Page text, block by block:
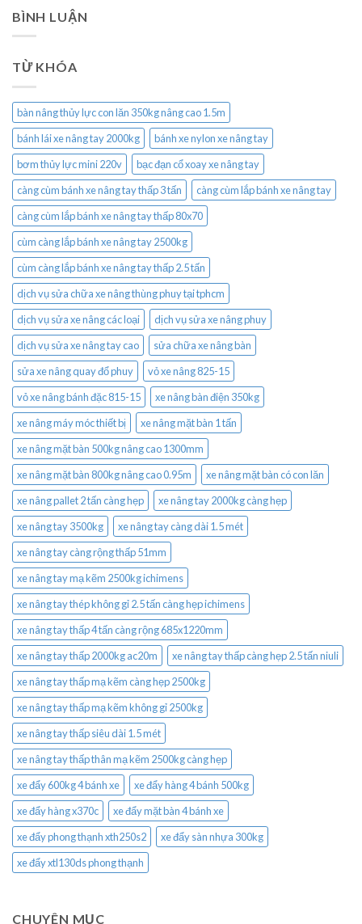
BÌNH LUẬN
TỪ KHÓA
bàn nâng thủy lực con lăn 350kg nâng cao 1.5m
bánh lái xe nâng tay 2000kg
bánh xe nylon xe nâng tay
bơm thủy lực mini 220v
bạc đạn cổ xoay xe nâng tay
càng cùm bánh xe nâng tay thấp 3 tấn
càng cùm lắp bánh xe nâng tay
càng cùm lắp bánh xe nâng tay thấp 80x70
cùm càng lắp bánh xe nâng tay 2500kg
cùm càng lắp bánh xe nâng tay thấp 2.5 tấn
dịch vụ sửa chữa xe nâng thùng phuy tại tphcm
dịch vụ sửa xe nâng các loại
dịch vụ sửa xe nâng phuy
dịch vụ sửa xe nâng tay cao
sửa chữa xe nâng bàn
sửa xe nâng quay đổ phuy
vỏ xe nâng 825-15
vỏ xe nâng bánh đặc 815-15
xe nâng bàn điện 350kg
xe nâng máy móc thiết bị
xe nâng mặt bàn 1 tấn
xe nâng mặt bàn 500kg nâng cao 1300mm
xe nâng mặt bàn 800kg nâng cao 0.95m
xe nâng mặt bàn có con lăn
xe nâng pallet 2 tấn càng hẹp
xe nâng tay 2000kg càng hẹp
xe nâng tay 3500kg
xe nâng tay càng dài 1.5 mét
xe nâng tay càng rộng thấp 51mm
xe nâng tay mạ kẽm 2500kg ichimens
xe nâng tay thép không gỉ 2.5 tấn càng hẹp ichimens
xe nâng tay thấp 4 tấn càng rộng 685x1220mm
xe nâng tay thấp 2000kg ac20m
xe nâng tay thấp càng hẹp 2.5 tấn niuli
xe nâng tay thấp mạ kẽm càng hẹp 2500kg
xe nâng tay thấp mạ kẽm không gỉ 2500kg
xe nâng tay thấp siêu dài 1.5 mét
xe nâng tay thấp thân mạ kẽm 2500kg càng hẹp
xe đẩy 600kg 4 bánh xe
xe đẩy hàng 4 bánh 500kg
xe đẩy hàng x370c
xe đẩy mặt bàn 4 bánh xe
xe đẩy phong thạnh xth250s2
xe đẩy sàn nhựa 300kg
xe đẩy xtl130ds phong thạnh
CHUYÊN MỤC